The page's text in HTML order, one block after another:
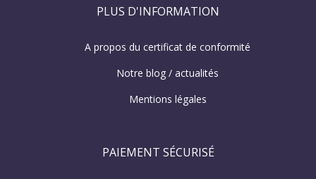
PLUS D'INFORMATION
A propos du certificat de conformité
Notre blog / actualités
Mentions légales
PAIEMENT SÉCURISÉ